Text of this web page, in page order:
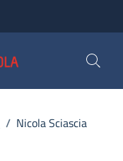
/ Nicola Sciascia